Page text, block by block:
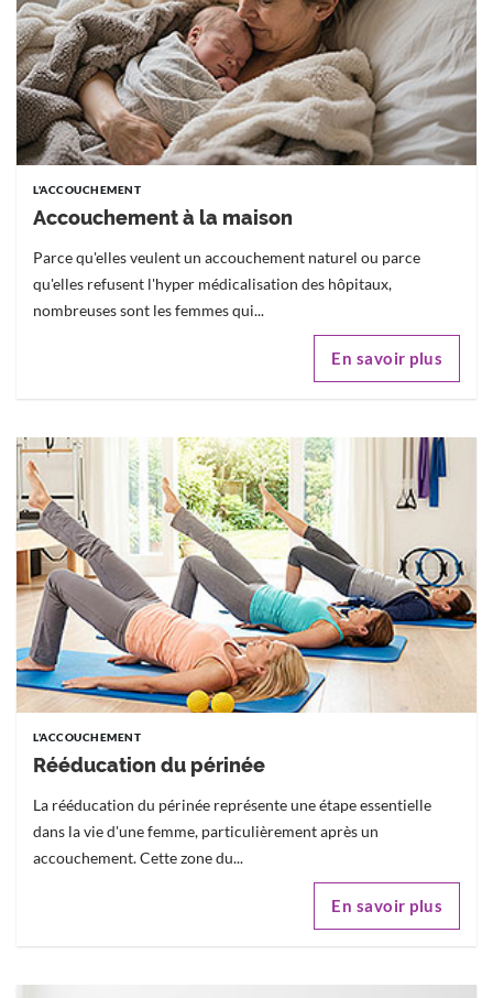
L'ACCOUCHEMENT
Accouchement à la maison
Parce qu'elles veulent un accouchement naturel ou parce
qu'elles refusent l'hyper médicalisation des hôpitaux,
nombreuses sont les femmes qui...
En savoir plus
L'ACCOUCHEMENT
Rééducation du périnée
La rééducation du périnée représente une étape essentielle
dans la vie d'une femme, particulièrement après un
accouchement. Cette zone du...
En savoir plus